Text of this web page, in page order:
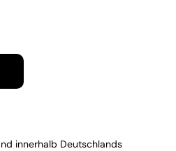
innerhalb Deutschlands